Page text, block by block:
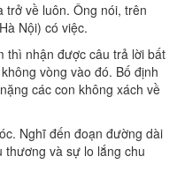
về luôn. Ông nói, trên
Nội) có việc.
thì nhận được câu trả lời bất
vòng vào đó. Bố định
các con không xách về
Nghĩ đến đoạn đường dài
thương và sự lo lắng chu